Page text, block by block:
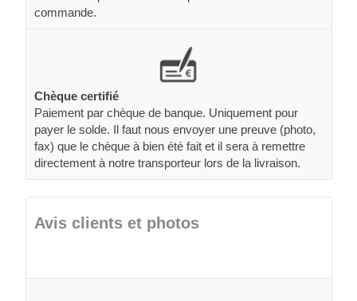
commande.
Chèque certifié
Paiement par chèque de banque. Uniquement pour
payer le solde. Il faut nous envoyer une preuve (photo,
fax) que le chèque à bien été fait et il sera à remettre
directement à notre transporteur lors de la livraison.
Avis clients et photos